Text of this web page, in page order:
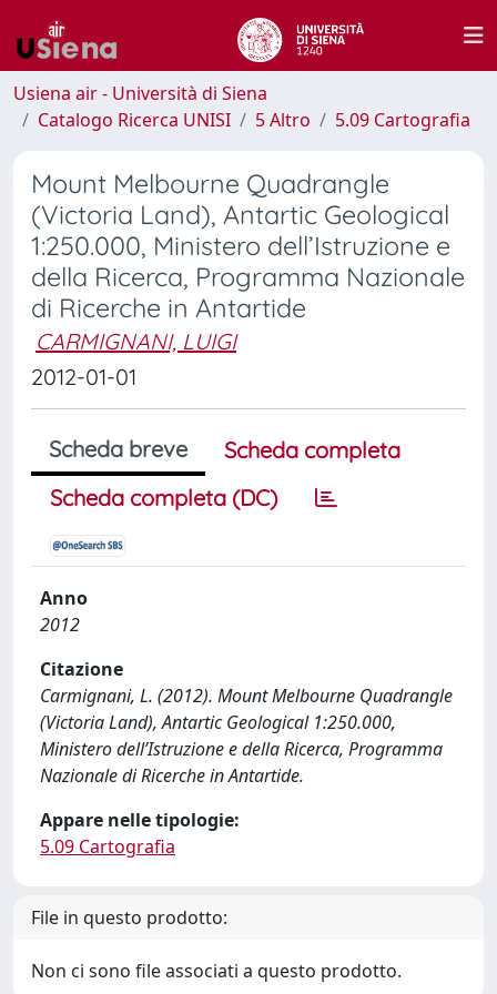
Usiena air - Università di Siena
Catalogo Ricerca UNISI
5 Altro 5.09 Cartografia
Mount Melbourne Quadrangle
(Victoria Land), Antartic Geological
1:250.000, Ministero dell’Istruzione e
della Ricerca, Programma Nazionale
di Ricerche in Antartide
CARMIGNANI, LUIGI
2012-01-01
Scheda breve
Scheda completa
Scheda completa (DC)
Anno
2012
Citazione
Carmignani, L. (2012). Mount Melbourne Quadrangle
(Victoria Land), Antartic Geological 1:250.000,
Ministero dell’Istruzione e della Ricerca, Programma
Nazionale di Ricerche in Antartide.
Appare nelle tipologie:
5.09 Cartografia
File in questo prodotto:
Non ci sono file associati a questo prodotto.